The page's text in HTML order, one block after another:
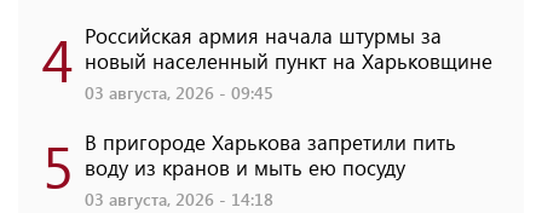
4 Российская армия начала штурмы за
новый населенный пункт на Харьковщине
03 августа, 2026 - 09:45
5 В пригороде Харькова запретили пить
воду из кранов и мыть ею посуду
03 августа, 2026 - 14:18